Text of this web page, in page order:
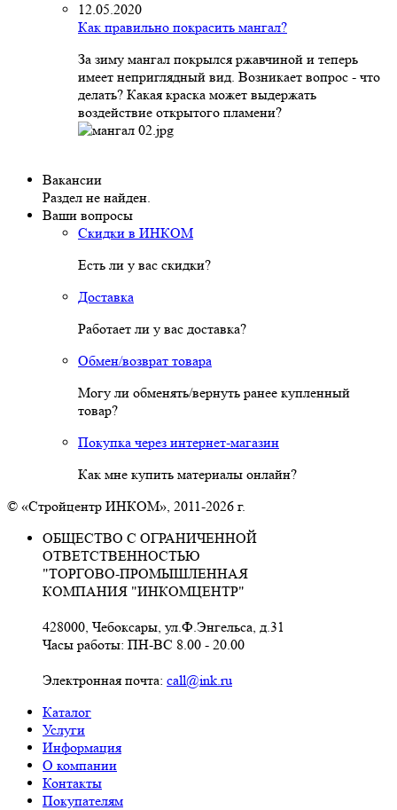
12.05.2020
Как правильно покрасить мангал?
За зиму мангал покрылся ржавчиной и теперь
имеет неприглядный вид. Возникает вопрос - что
делать? Какая краска может выдержать
воздействие открытого пламени?
Вакансии
Раздел не найден.
Ваши вопросы
Скидки в ИНКОМ
Есть ли у вас скидки?
Доставка
Работает ли у вас доставка?
Обмен/возврат товара
Могу ли обменять/вернуть ранее купленный
товар?
Покупка через интернет-магазин
Как мне купить материалы онлайн?
© «Стройцентр ИНКОМ», 2011-2026 г.
ОБЩЕСТВО С ОГРАНИЧЕННОЙ
ОТВЕТСТВЕННОСТЬЮ
"ТОРГОВО-ПРОМЫШЛЕННАЯ
КОМПАНИЯ "ИНКОМЦЕНТР"
428000, Чебоксары, ул.Ф.Энгельса, д.31
Часы работы: ПН-ВС 8.00 - 20.00
Электронная почта: call@ink.ru
Каталог
Услуги
Информация
О компании
Контакты
Покупателям